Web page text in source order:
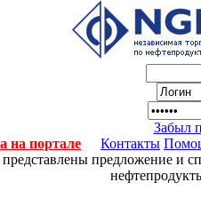
Забыл
на портале
Контакты
предложение и